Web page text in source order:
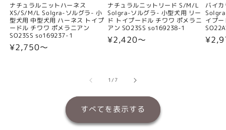
ナチュラルニットハーネス
XS/S/M/L Solgra-ソルグラ- 小
型犬用 中型犬用 ハーネス トイプ
ードル チワワ ポメラニアン
SO23SS so169237-1
通
¥2,750〜
ナチュラルニットリード S/M/L
Solgra-ソルグラ- 小型犬用 リー
ド トイプードル チワワ ポメラニ
アン SO23SS so169238-1
通
¥2,420〜
バイ
イプ
通
1/の
7
すべてを表示する